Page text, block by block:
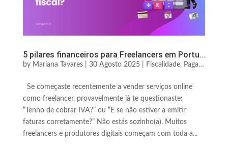
5 pilares financeiros para Freelancers em Portugal viverem sem stress fiscal
by Mariana Tavares| 30 Agosto 2025| Fiscalidade, Pagamentos & Legal
Se começaste recentemente a vender serviços online
como freelancer, provavelmente já te questionaste:
“Tenho de cobrar IVA?” ou “E se não estiver a emitir
faturas corretamente?” Não estás sozinho(a). Muitos
freelancers e produtores digitais começam com toda a...